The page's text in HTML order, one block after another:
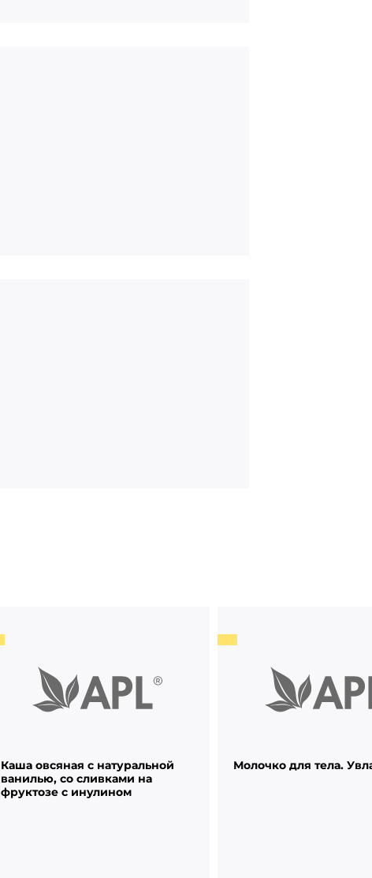
Каша овсяная с натуральной
ванилью, со сливками на
фруктозе с инулином
Молочко для тела.